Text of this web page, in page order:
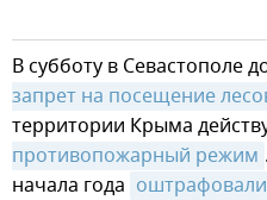
В субботу в Севастополе
запрет на посещение
территории Крыма
противопожарный режим
начала года